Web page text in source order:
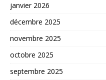
janvier 2026
décembre 2025
novembre 2025
octobre 2025
septembre 2025